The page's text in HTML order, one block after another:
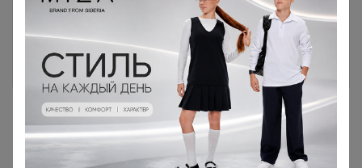
Это займет меньше минуты
Войти Зарегистрироваться
Реклама